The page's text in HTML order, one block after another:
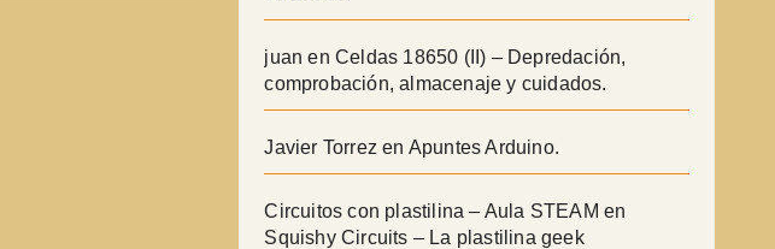
juan en Celdas 18650 (II) – Depredación,
comprobación, almacenaje y cuidados.
Javier Torrez en Apuntes Arduino.
Circuitos con plastilina – Aula STEAM en
Squishy Circuits – La plastilina geek